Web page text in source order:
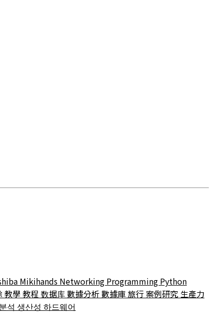
Mikihands Networking Programming Python
教學 教程 数据库數據分析數據庫旅行案例研究 生產力
석 생산성 하드웨어